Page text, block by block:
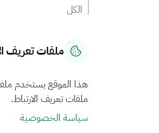
الكل
ملفات تعريف
هذا الموقع يستخدم
ملفات تعريف الارتباط.
سياسة الخصوصية